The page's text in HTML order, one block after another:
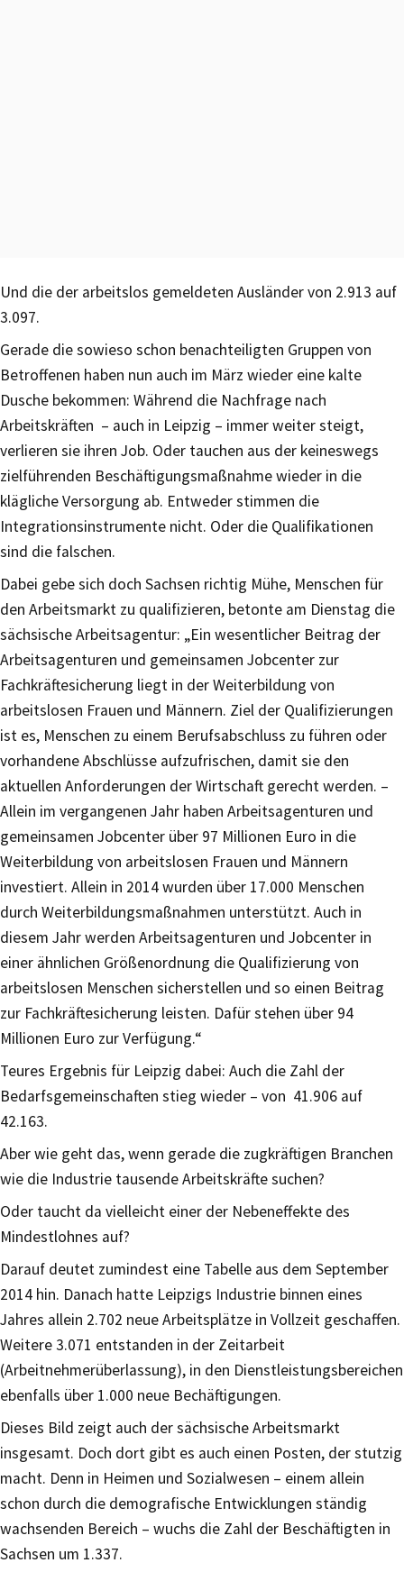
Und die der arbeitslos gemeldeten Ausländer von 2.913 auf
3.097.
Gerade die sowieso schon benachteiligten Gruppen von
Betroffenen haben nun auch im März wieder eine kalte
Dusche bekommen: Während die Nachfrage nach
Arbeitskräften – auch in Leipzig – immer weiter steigt,
verlieren sie ihren Job. Oder tauchen aus der keineswegs
zielführenden Beschäftigungsmaßnahme wieder in die
klägliche Versorgung ab. Entweder stimmen die
Integrationsinstrumente nicht. Oder die Qualifikationen
sind die falschen.
Dabei gebe sich doch Sachsen richtig Mühe, Menschen für
den Arbeitsmarkt zu qualifizieren, betonte am Dienstag die
sächsische Arbeitsagentur: „Ein wesentlicher Beitrag der
Arbeitsagenturen und gemeinsamen Jobcenter zur
Fachkräftesicherung liegt in der Weiterbildung von
arbeitslosen Frauen und Männern. Ziel der Qualifizierungen
ist es, Menschen zu einem Berufsabschluss zu führen oder
vorhandene Abschlüsse aufzufrischen, damit sie den
aktuellen Anforderungen der Wirtschaft gerecht werden. –
Allein im vergangenen Jahr haben Arbeitsagenturen und
gemeinsamen Jobcenter über 97 Millionen Euro in die
Weiterbildung von arbeitslosen Frauen und Männern
investiert. Allein in 2014 wurden über 17.000 Menschen
durch Weiterbildungsmaßnahmen unterstützt. Auch in
diesem Jahr werden Arbeitsagenturen und Jobcenter in
einer ähnlichen Größenordnung die Qualifizierung von
arbeitslosen Menschen sicherstellen und so einen Beitrag
zur Fachkräftesicherung leisten. Dafür stehen über 94
Millionen Euro zur Verfügung.“
Teures Ergebnis für Leipzig dabei: Auch die Zahl der
Bedarfsgemeinschaften stieg wieder – von 41.906 auf
42.163.
Aber wie geht das, wenn gerade die zugkräftigen Branchen
wie die Industrie tausende Arbeitskräfte suchen?
Oder taucht da vielleicht einer der Nebeneffekte des
Mindestlohnes auf?
Darauf deutet zumindest eine Tabelle aus dem September
2014 hin. Danach hatte Leipzigs Industrie binnen eines
Jahres allein 2.702 neue Arbeitsplätze in Vollzeit geschaffen.
Weitere 3.071 entstanden in der Zeitarbeit
(Arbeitnehmerüberlassung), in den Dienstleistungsbereichen
ebenfalls über 1.000 neue Bechäftigungen.
Dieses Bild zeigt auch der sächsische Arbeitsmarkt
insgesamt. Doch dort gibt es auch einen Posten, der stutzig
macht. Denn in Heimen und Sozialwesen – einem allein
schon durch die demografische Entwicklungen ständig
wachsenden Bereich – wuchs die Zahl der Beschäftigten in
Sachsen um 1.337.